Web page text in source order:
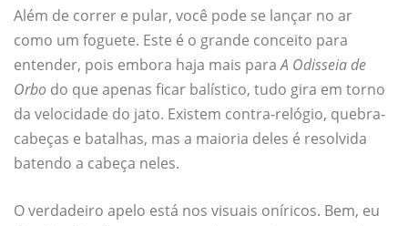
Além de correr e pular, você pode se lançar no ar
como um foguete. Este é o grande conceito para
entender, pois embora haja mais paraA Odisseia de
Orbo do que apenas ficar balístico, tudo gira em torno
da velocidade do jato. Existem contra-relógio, quebra-
cabeças e batalhas, mas a maioria deles é resolvida
batendo a cabeça neles.
O verdadeiro apelo está nos visuais oníricos. Bem, eu